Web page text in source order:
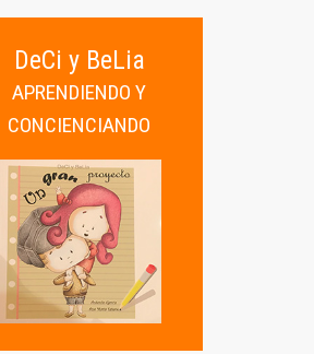
DeCi y BeLia
APRENDIENDO Y
CONCIENCIANDO